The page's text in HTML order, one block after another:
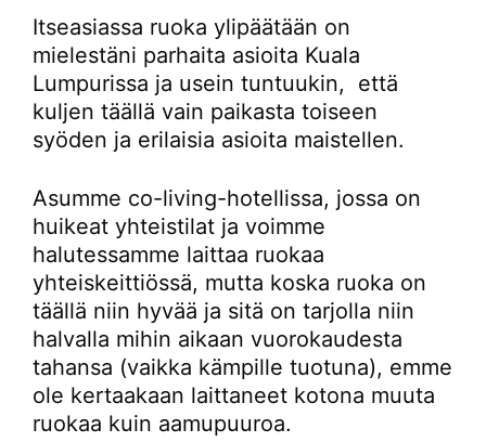
Itseasiassa ruoka ylipäätään on
mielestäni parhaita asioita Kuala
Lumpurissa ja usein tuntuukin, että
kuljen täällä vain paikasta toiseen
syöden ja erilaisia asioita maistellen.
Asumme co-living-hotellissa, jossa on
huikeat yhteistilat ja voimme
halutessamme laittaa ruokaa
yhteiskeittiössä, mutta koska ruoka on
täällä niin hyvää ja sitä on tarjolla niin
halvalla mihin aikaan vuorokaudesta
tahansa (vaikka kämpille tuotuna), emme
ole kertaakaan laittaneet kotona muuta
ruokaa kuin aamupuuroa.